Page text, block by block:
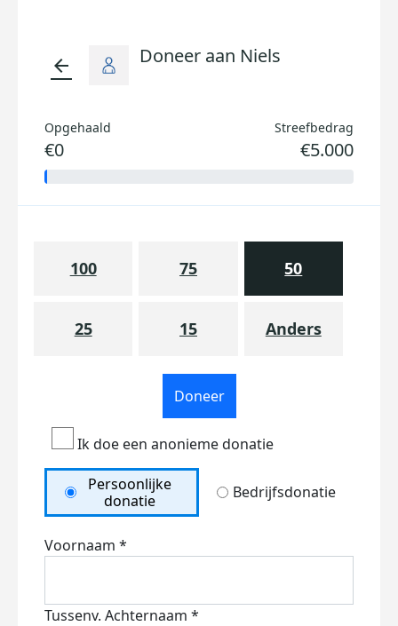
arrow_back Doneer aan Niels
Opgehaald
€0
Streefbedrag
€5.000
100 75 50
25 15 Anders
Doneer
Ik doe een anonieme donatie
Persoonlijke
donatie
Bedrijfsdonatie
Voornaam *
Tussenv. Achternaam *